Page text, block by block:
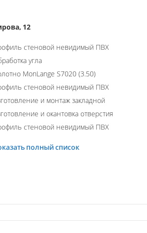
12
стеновой невидимый ПВХ
угла
MonLange S7020 (3.50)
стеновой невидимый ПВХ
и монтаж закладной
и окантовка отверстия
стеновой невидимый ПВХ
полный список